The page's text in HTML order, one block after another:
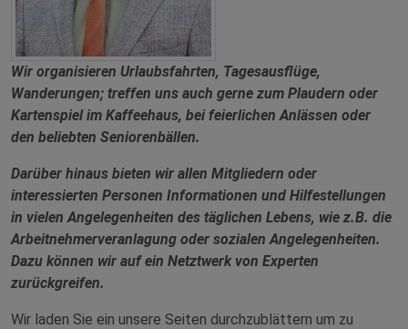
Wir organisieren Urlaubsfahrten, Tagesausflüge,
Wanderungen; treffen uns auch gerne zum Plaudern oder
Kartenspiel im Kaffeehaus, bei feierlichen Anlässen oder
den beliebten Seniorenbällen.
Darüber hinaus bieten wir allen Mitgliedern oder
interessierten Personen Informationen und Hilfestellungen
in vielen Angelegenheiten des täglichen Lebens, wie z.B. die
Arbeitnehmerveranlagung oder sozialen Angelegenheiten.
Dazu können wir auf ein Netztwerk von Experten
zurückgreifen.
Wir laden Sie ein unsere Seiten durchzublättern um zu